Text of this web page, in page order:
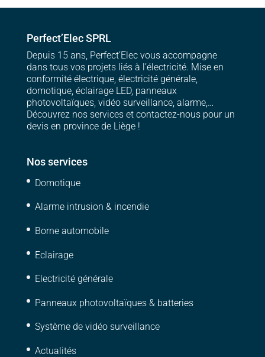
Perfect’Elec SPRL
Depuis 15 ans, Perfect’Elec vous accompagne
dans tous vos projets liés à l’électricité. Mise en
conformité électrique, électricité générale,
domotique, éclairage LED, panneaux
photovoltaïques, vidéo surveillance, alarme,…
Découvrez nos services et contactez-nous pour un
devis en province de Liège !
Nos services
Domotique
Alarme intrusion & incendie
Borne automobile
Eclairage
Electricité générale
Panneaux photovoltaïques & batteries
Système de vidéo surveillance
Actualités